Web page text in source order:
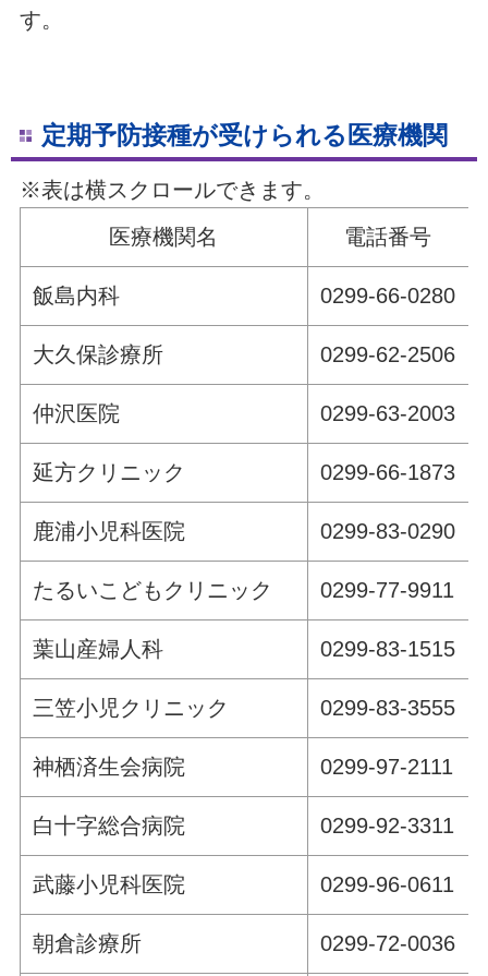
す。
定期予防接種が受けられる医療機関
※表は横スクロールできます。
医療機関名
電話番号
飯島内科 0299-66-0280
大久保診療所 0299-62-2506
仲沢医院 0299-63-2003
延方クリニック 0299-66-1873
鹿浦小児科医院 0299-83-0290
たるいこどもクリニック 0299-77-9911
葉山産婦人科 0299-83-1515
三笠小児クリニック 0299-83-3555
神栖済生会病院 0299-97-2111
白十字総合病院 0299-92-3311
武藤小児科医院 0299-96-0611
朝倉診療所 0299-72-0036